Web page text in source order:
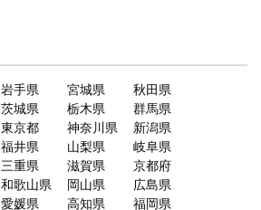
岩手県 宮城県
秋田県
茨城県 栃木県
群馬県
東京都 神奈川県
新潟県
福井県 山梨県
岐阜県
三重県 滋賀県
京都府
和歌山県 岡山県
広島県
愛媛県 高知県
福岡県